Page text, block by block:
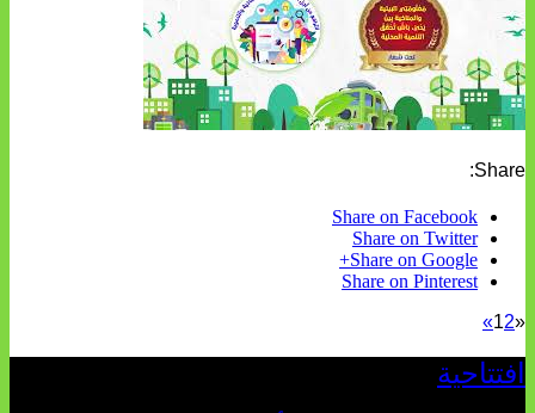
Share:
Share on Facebook
Share on Twitter
Share on Google+
Share on Pinterest
«
12
»
افتتاحية